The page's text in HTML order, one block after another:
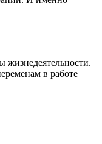
жизнедеятельности.
в работе